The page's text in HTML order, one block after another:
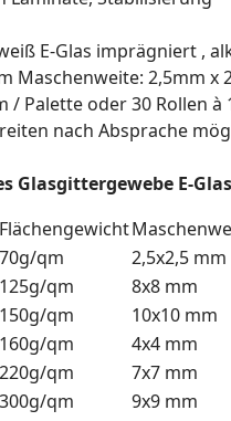
E-Glas imprägniert ,
Maschenweite: 2,5mm x
/ Palette oder 30 Rollen
nach Absprache
Glasgittergewebe E-Glas
Flächengewicht
70g/qm 2,5x2,5 mm
125g/qm 8x8 mm
150g/qm 10x10 mm
160g/qm 4x4 mm
220g/qm 7x7 mm
300g/qm 9x9 mm